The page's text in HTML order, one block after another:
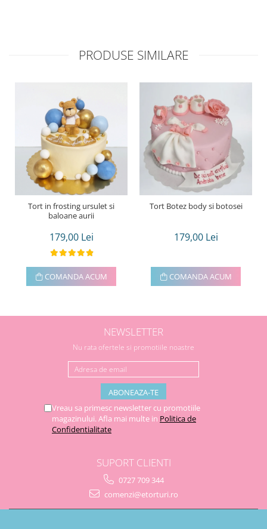
PRODUSE SIMILARE
Tort in frosting ursulet si
baloane aurii
179,00 Lei
COMANDA ACUM
Tort Botez body si botosei
179,00 Lei
COMANDA ACUM
NEWSLETTER
Nu rata ofertele si promotiile noastre
Vreau sa primesc newsletter cu promotiile
magazinului. Afla mai multe in Politica de
Confidentialitate
SUPORT CLIENTI
0727 709 344
comenzi@etorturi.ro